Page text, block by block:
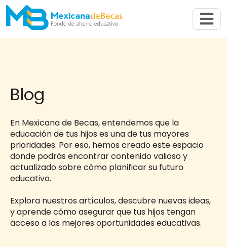
Abrir
Blog
En Mexicana de Becas, entendemos que la
educación de tus hijos es una de tus mayores
prioridades. Por eso, hemos creado este espacio
donde podrás encontrar contenido valioso y
actualizado sobre cómo planificar su futuro
educativo.
Explora nuestros artículos, descubre nuevas ideas,
y aprende cómo asegurar que tus hijos tengan
acceso a las mejores oportunidades educativas.